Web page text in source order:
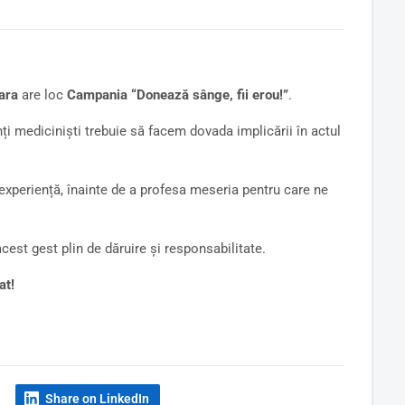
are locCampania “Donează sânge, fii erou!”.
mediciniști trebuie să facem dovada implicării în actul
înainte de a profesa meseria pentru care ne
gest plin de dăruire și responsabilitate.
Share on LinkedIn